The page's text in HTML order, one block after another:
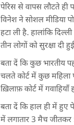
पेरिस से वापस लौटते ही
विनेश ने सोशल मीडिया
हटा ली है. हालांकि
तीन लोगों को सुरक्षा दी
बता दें कि कुछ भारतीय
चलते कोर्ट में कुछ महिला
ख़िलाफ़ कोर्ट में गवाहियाँ
बता दें कि हाल ही में हुए
में लगातार 3 मैच जीतकर